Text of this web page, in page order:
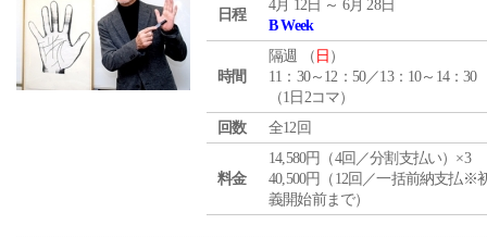
日程
4月 12日 ～ 6月 28日
B Week
時間
隔週 （ 日 ）
11：30～12：50／13：10～14：30
（1日2コマ）
回数
全12回
料金
14,580円（4回／分割支払い）×3
40,500円（12回／一括前納支払※
義開始前まで）